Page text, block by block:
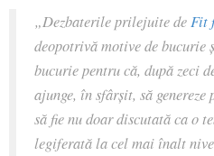
„Dezbaterile prilejuite de Fit
deopotrivă motive de
bucurie pentru că, după zeci
ajunge, în sfârșit, să
să fie nu doar discutată ca o
legiferată la cel mai înalt